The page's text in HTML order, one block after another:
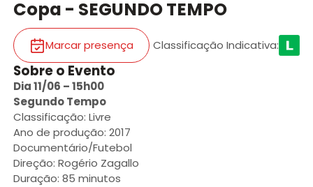
Copa - SEGUNDO TEMPO
Marcar presença Classificação Indicativa:
Sobre o Evento
Dia 11/06 – 15h00
Segundo Tempo
Classificação: Livre
Ano de produção: 2017
Documentário/Futebol
Direção: Rogério Zagallo
Duração: 85 minutos